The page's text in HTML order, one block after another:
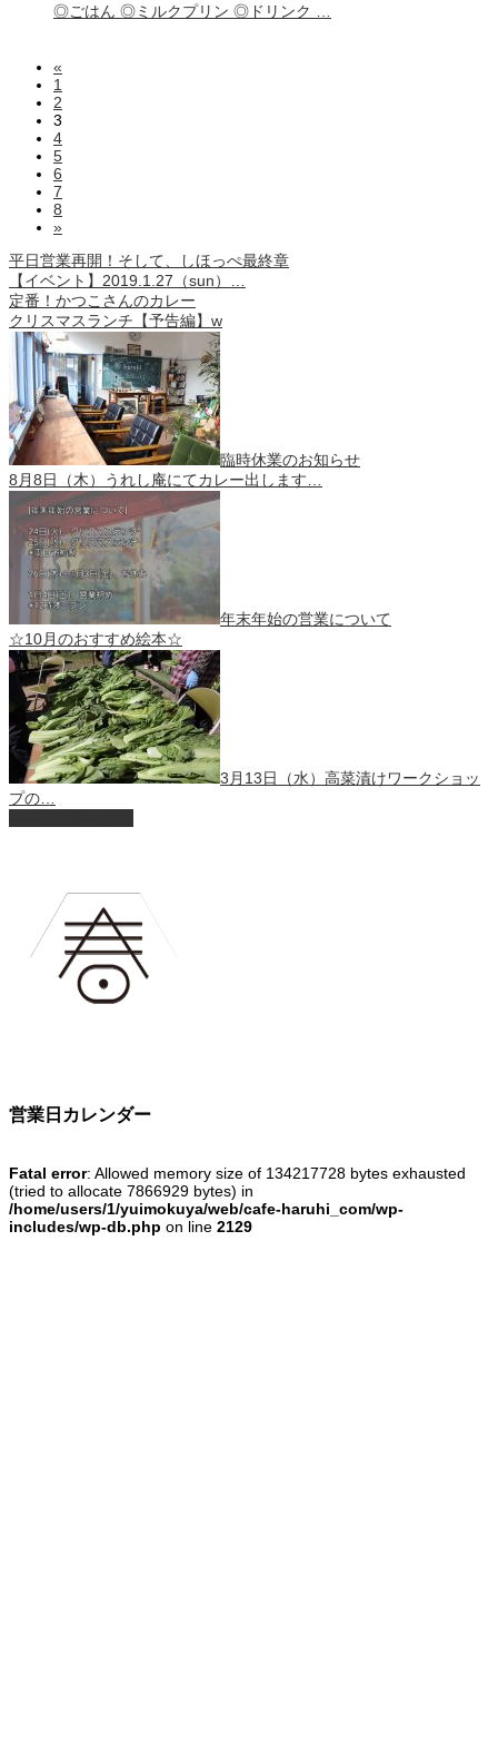
◎ごはん ◎ミルクプリン ◎ドリンク …
«
1
2
3
4
5
6
7
8
»
平日営業再開！そして、しほっぺ最終章
【イベント】2019.1.27（sun）…
定番！かつこさんのカレー
クリスマスランチ【予告編】w
臨時休業のお知らせ
8月8日（木）うれし庵にてカレー出します…
年末年始の営業について
☆10月のおすすめ絵本☆
3月13日（水）高菜漬けワークショッ
プの…
営業日カレンダー
Fatal error: Allowed memory size of 134217728 bytes exhausted
(tried to allocate 7866929 bytes) in
/home/users/1/yuimokuya/web/cafe-haruhi_com/wp-
includes/wp-db.php on line 2129